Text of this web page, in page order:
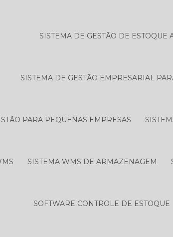
SISTEMA DE GESTÃO DE ESTOQUE
SISTEMA DE GESTÃO EMPRESARIAL
PARA PEQUENAS EMPRESAS
SISTEMA WMS DE ARMAZENAGEM
SOFTWARE CONTROLE DE ESTOQUE